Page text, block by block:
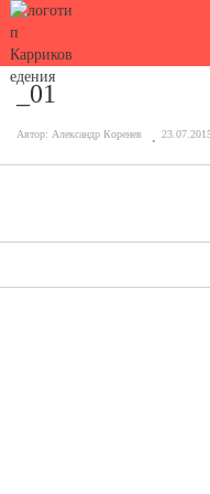
_01
Автор: Александр Коренев